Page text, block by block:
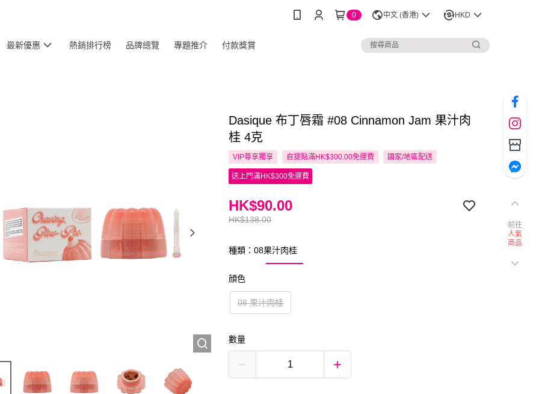
0 中文 (香港) HKD
最新優惠 熱銷排行榜 品牌總覽 專題推介 付款獎賞
Dasique 布丁唇霜 #08 Cinnamon Jam 果汁肉
桂 4克
VIP尊享獨享 自提點滿HK$300.00免運費 國家/地區配送
送上門滿HK$300免運費
HK$138.00
HK$90.00
種類：08果汁肉桂
顔色
08 果汁肉桂
數量
前往
人氣
商品